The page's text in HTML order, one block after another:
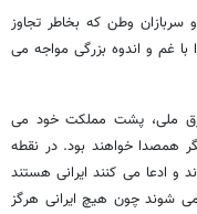
سربازان وطن که بخاطر تجاوز
غم و اندوه بزرگی مواجه می
ملی، پشت مملکت خود می
همصدا خواهند بود. در نقطه
و ادعا می کنند ایرانی هستند
شوند چون هیچ ایرانی هرگز